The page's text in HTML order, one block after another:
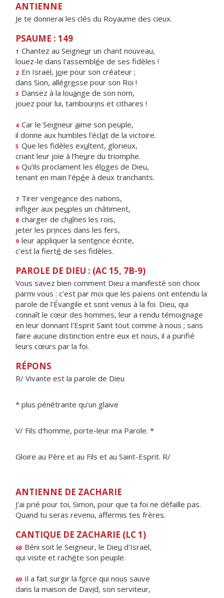
ANTIENNE
Je te donnerai les clés du Royaume des cieux.
PSAUME : 149
1 Chantez au Seigneur un chant nouveau,
louez-le dans l’assemblée de ses fidèles !
2 En Israël, joie pour son créateur ;
dans Sion, allégresse pour son Roi !
3 Dansez à la louange de son nom,
jouez pour lui, tambourins et cithares !
4 Car le Seigneur aime son peuple,
il donne aux humbles l’éclat de la victoire.
5 Que les fidèles exultent, glorieux,
criant leur joie à l’heure du triomphe.
6 Qu’ils proclament les éloges de Dieu,
tenant en main l’épée à deux tranchants.
7 Tirer vengeance des nations,
infliger aux peuples un châtiment,
8 charger de chaînes les rois,
jeter les princes dans les fers,
9 leur appliquer la sentence écrite,
c’est la fierté de ses fidèles.
PAROLE DE DIEU : (AC 15, 7B-9)
Vous savez bien comment Dieu a manifesté son choix
parmi vous : c'est par moi que les païens ont entendu la
parole de l'Évangile et sont venus à la foi. Dieu, qui
connaît le cœur des hommes, leur a rendu témoignage
en leur donnant l'Esprit Saint tout comme à nous ; sans
faire aucune distinction entre eux et nous, il a purifié
leurs cœurs par la foi.
RÉPONS
R/ Vivante est la parole de Dieu
* plus pénétrante qu'un glaive
V/ Fils d'homme, porte-leur ma Parole. *
Gloire au Père et au Fils et au Saint-Esprit. R/
ANTIENNE DE ZACHARIE
J'ai prié pour toi, Simon, pour que ta foi ne défaille pas.
Quand tu seras revenu, affermis tes frères.
CANTIQUE DE ZACHARIE (LC 1)
68 Béni soit le Seigneur, le Dieu d'Israël,
qui visite et rachète son peuple.
69 Il a fait surgir la force qui nous sauve
dans la maison de David, son serviteur,